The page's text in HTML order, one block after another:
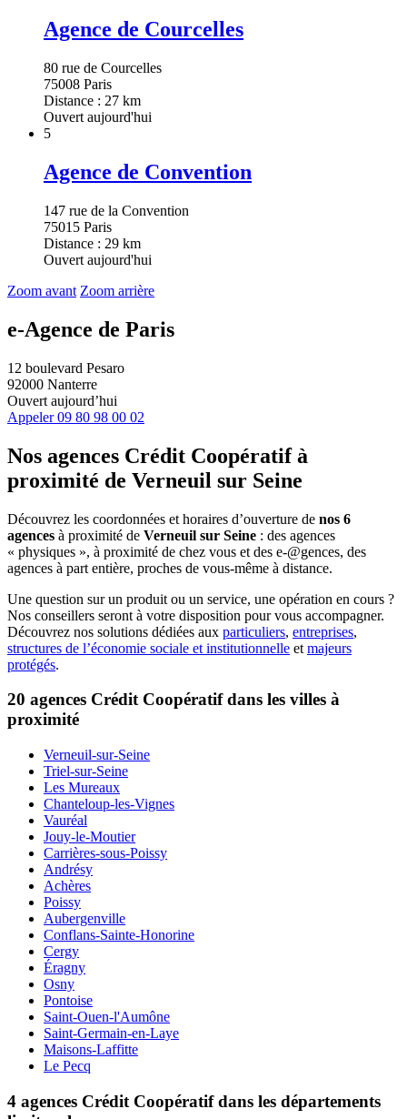
Agence de Courcelles
80 rue de Courcelles
75008 Paris
Distance : 27 km
Ouvert aujourd'hui
5
Agence de Convention
147 rue de la Convention
75015 Paris
Distance : 29 km
Ouvert aujourd'hui
Zoom avant Zoom arrière
e-Agence de Paris
12 boulevard Pesaro
92000 Nanterre
Ouvert aujourd’hui
Appeler 09 80 98 00 02
Nos agences Crédit Coopératifà
proximité de Verneuil sur Seine
Découvrez les coordonnées et horaires d’ouverture de nos 6
agences à proximité de Verneuil sur Seine : des agences
« physiques », à proximité de chez vous et des e-@gences, des
agences à part entière, proches de vous-même à distance.
Une question sur un produit ou un service, une opération en cours ?
Nos conseillers seront à votre disposition pour vous accompagner.
Découvrez nos solutions dédiées aux particuliers, entreprises,
structures de l’économie sociale et institutionnelle et majeurs
protégés.
20 agences Crédit Coopératif dans les villes à
proximité
Verneuil-sur-Seine
Triel-sur-Seine
Les Mureaux
Chanteloup-les-Vignes
Vauréal
Jouy-le-Moutier
Carrières-sous-Poissy
Andrésy
Achères
Poissy
Aubergenville
Conflans-Sainte-Honorine
Cergy
Éragny
Osny
Pontoise
Saint-Ouen-l'Aumône
Saint-Germain-en-Laye
Maisons-Laffitte
Le Pecq
4 agences Crédit Coopératif dans les départements